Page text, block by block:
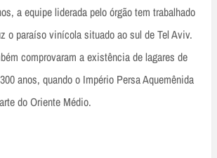
a equipe liderada pelo órgão tem trabalhado
o paraíso vinícola situado ao sul de Tel Aviv.
comprovaram a existência de lagares de
anos, quando o Império Persa Aquemênida
do Oriente Médio.